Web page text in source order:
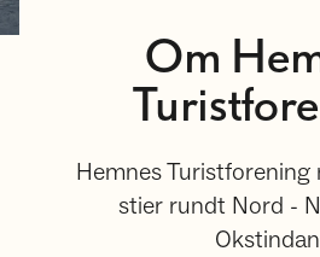
Om
Hemnes
stier rundt Nord -